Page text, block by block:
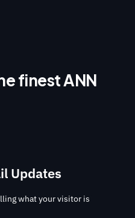
finest ANN
Updates
what your visitor is